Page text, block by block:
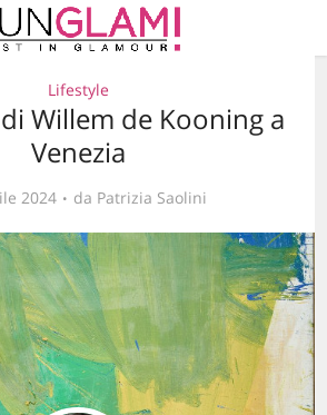
Lifestyle
Willem de Kooning a
Venezia
2024 da Patrizia Saolini